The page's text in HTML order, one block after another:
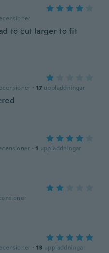
to cut larger to fit
· 17 uppladdningar
· 1 uppladdningar
· 13 uppladdningar